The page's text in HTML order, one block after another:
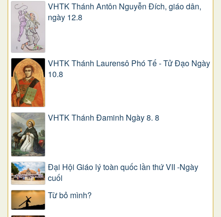
VHTK Thánh Antôn Nguyễn Ðích, giáo dân,
ngày 12.8
VHTK Thánh Laurensô Phó Tế - Tử Đạo Ngày
10.8
VHTK Thánh Đaminh Ngày 8. 8
Đại Hội Giáo lý toàn quốc lần thứ VII -Ngày
cuối
Từ bỏ mình?